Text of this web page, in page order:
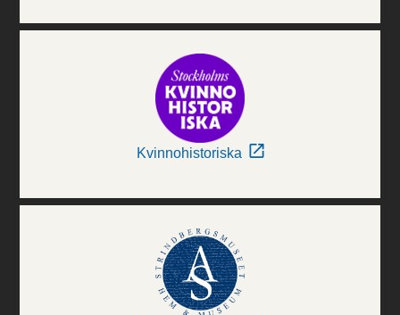
Kvinnohistoriska